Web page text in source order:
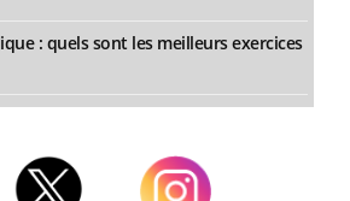
: quels sont les meilleurs exercices